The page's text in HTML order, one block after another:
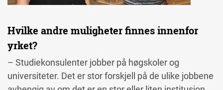
Hvilke andre muligheter finnes innenfor
yrket?
– Studiekonsulenter jobber på høgskoler og
universiteter. Det er stor forskjell på de ulike jobbene